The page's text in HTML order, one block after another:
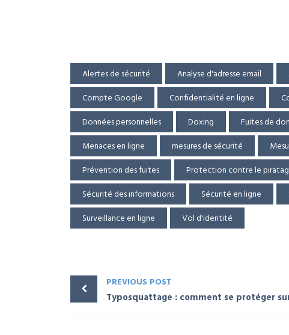
Alertes de sécurité Analyse d'adresse email
Compte Google
Confidentialité en ligne
Données personnelles
Doxing Fuites de
Menaces en ligne
mesures de sécurité
Prévention des fuites
Protection contre le
Sécurité des informations
Sécurité en ligne
Surveillance en ligne
Vol d'identité
PREVIOUS POST